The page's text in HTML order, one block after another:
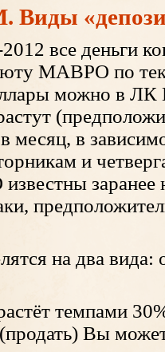
все деньги
МАВРО по
можно в
месяц, в
и
заранее
на два вида:
темпами
Вы